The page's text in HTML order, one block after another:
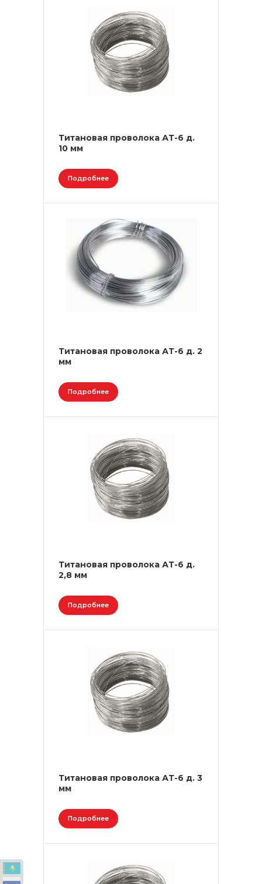
Титановая проволока АТ-6 д.
10 мм
Подробнее
Титановая проволока АТ-6 д. 2
мм
Подробнее
Титановая проволока АТ-6 д.
2,8 мм
Подробнее
Титановая проволока АТ-6 д. 3
мм
Подробнее